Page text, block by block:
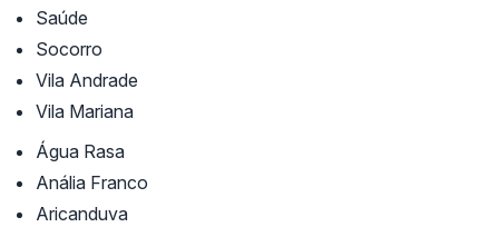
Saúde
Socorro
Vila Andrade
Vila Mariana
Água Rasa
Anália Franco
Aricanduva